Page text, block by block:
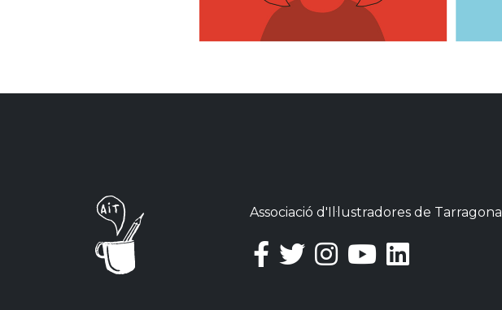
Associació d'Il·lustradores de Tarragona